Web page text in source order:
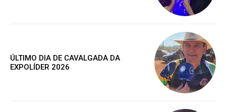
ÚLTIMO DIA DE CAVALGADA DA
EXPOLÍDER 2026